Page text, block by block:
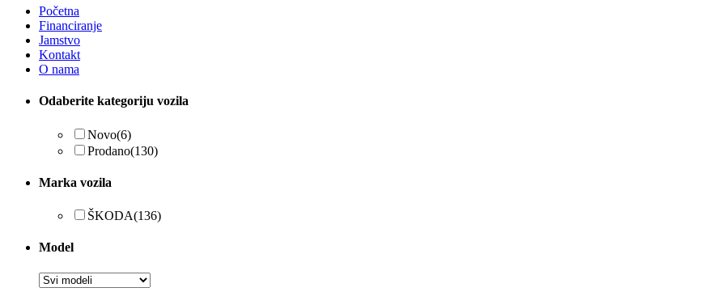
Početna
Financiranje
Jamstvo
Kontakt
O nama
Odaberite kategoriju vozila
Novo(6)
Prodano(130)
Marka vozila
ŠKODA(136)
Model